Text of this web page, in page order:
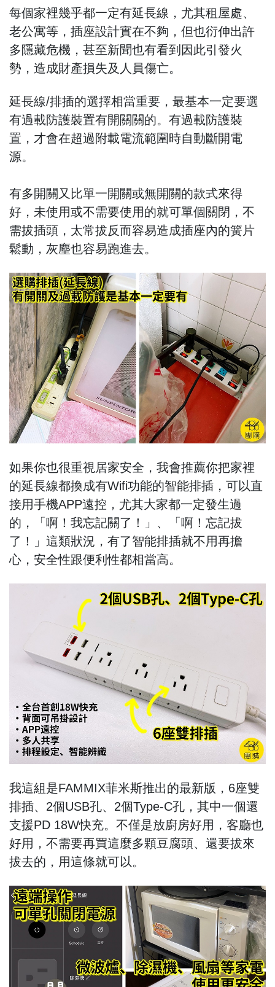
每個家裡幾乎都一定有延長線，尤其租屋處、
老公寓等，插座設計實在不夠，但也衍伸出許
多隱藏危機，甚至新聞也有看到因此引發火
勢，造成財產損失及人員傷亡。
延長線/排插的選擇相當重要，最基本一定要選
有過載防護裝置有開關關的。 有過載防護裝
置，才會在超過附載電流範圍時自動斷開電
源。
有多開關又比單一開關或無開關的款式來得
好，未使用或不需要使用的就可單個關閉，不
需拔插頭，太常拔反而容易造成插座內的簧片
鬆動，灰塵也容易跑進去。
如果你也很重視居家安全，我會推薦你把家裡
的延長線都換成有Wifi功能的智能排插，可以直
接用手機APP遠控，尤其大家都一定發生過
的，「啊！我忘記關了！」、「啊！忘記拔
了！」這類狀況，有了智能排插就不用再擔
心，安全性跟便利性都相當高。
我這組是FAMMIX菲米斯推出的最新版，6座雙
排插、2個USB孔、2個Type-C孔，其中一個還
支援PD 18W快充。不僅是放廚房好用，客廳也
好用，不需要再買這麼多顆豆腐頭、還要拔來
拔去的，用這條就可以。